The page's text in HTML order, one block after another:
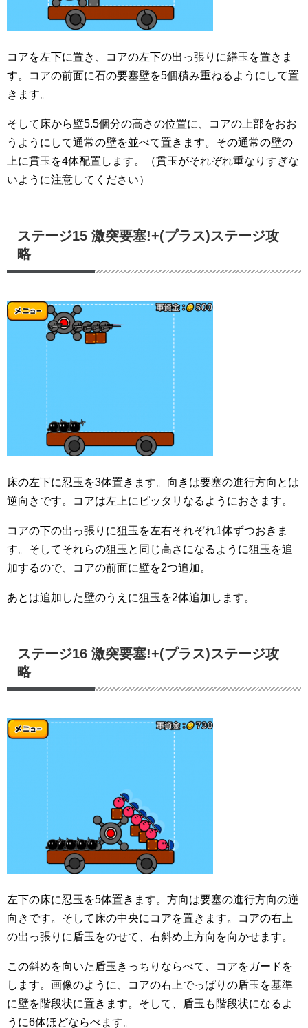
コアを左下に置き、コアの左下の出っ張りに繕玉を置きま
す。コアの前面に石の要塞壁を5個積み重ねるようにして置
きます。
そして床から壁5.5個分の高さの位置に、コアの上部をおお
うようにして通常の壁を並べて置きます。その通常の壁の
上に貫玉を4体配置します。（貫玉がそれぞれ重なりすぎな
いように注意してください）
ステージ15 激突要塞!+(プラス)ステージ攻
略
床の左下に忍玉を3体置きます。向きは要塞の進行方向とは
逆向きです。コアは左上にピッタリなるようにおきます。
コアの下の出っ張りに狙玉を左右それぞれ1体ずつおきま
す。そしてそれらの狙玉と同じ高さになるように狙玉を追
加するので、コアの前面に壁を2つ追加。
あとは追加した壁のうえに狙玉を2体追加します。
ステージ16 激突要塞!+(プラス)ステージ攻
略
左下の床に忍玉を5体置きます。方向は要塞の進行方向の逆
向きです。そして床の中央にコアを置きます。コアの右上
の出っ張りに盾玉をのせて、右斜め上方向を向かせます。
この斜めを向いた盾玉きっちりならべて、コアをガードを
します。画像のように、コアの右上でっぱりの盾玉を基準
に壁を階段状に置きます。そして、盾玉も階段状になるよ
うに6体ほどならべます。